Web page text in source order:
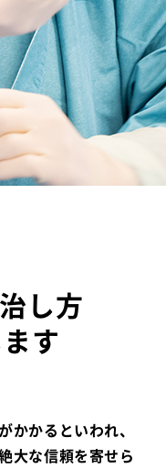
し方
す
かるといわれ、
大な信頼を寄せら